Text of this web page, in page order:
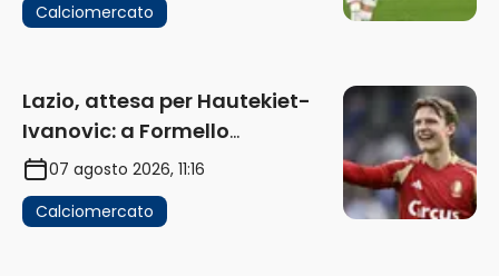
Calciomercato
Lazio, attesa per Hautekiet-
Ivanovic: a Formello
attendono risposte
07 agosto 2026, 11:16
Calciomercato